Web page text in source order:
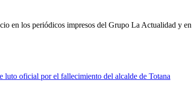
en los periódicos impresos del Grupo La Actualidad y
luto oficial por el fallecimiento del alcalde de Totana